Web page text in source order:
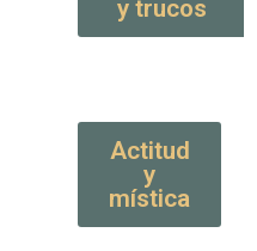
y trucos
Actitud
y
mística